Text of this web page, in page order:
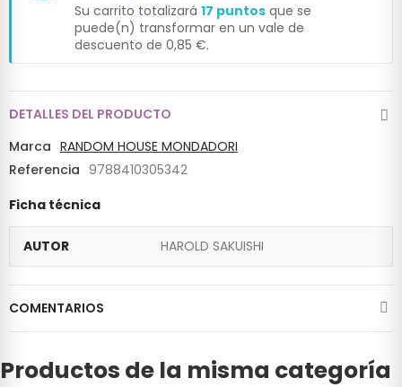
Su carrito totalizará 17 puntos que se
puede(n) transformar en un vale de
descuento de 0,85 €.
DETALLES DEL PRODUCTO
Marca RANDOM HOUSE MONDADORI
Referencia 9788410305342
Ficha técnica
AUTOR HAROLD SAKUISHI
COMENTARIOS
Productos de la misma categoría